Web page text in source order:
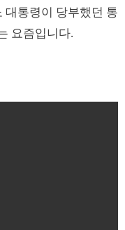
대통령이 당부했던 통
요즘입니다.